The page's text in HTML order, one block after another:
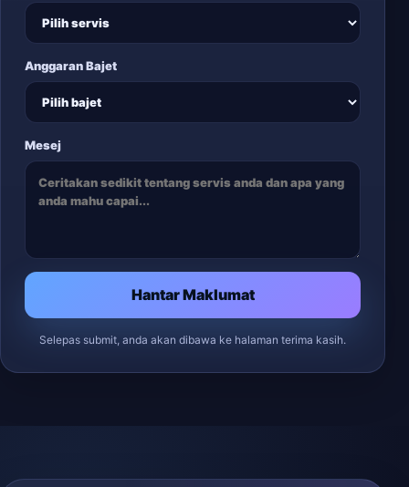
Anggaran Bajet
Mesej
Hantar Maklumat
Selepas submit, anda akan dibawa ke halaman terima kasih.